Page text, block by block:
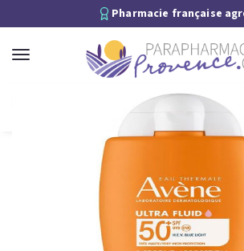
Pharmacie française